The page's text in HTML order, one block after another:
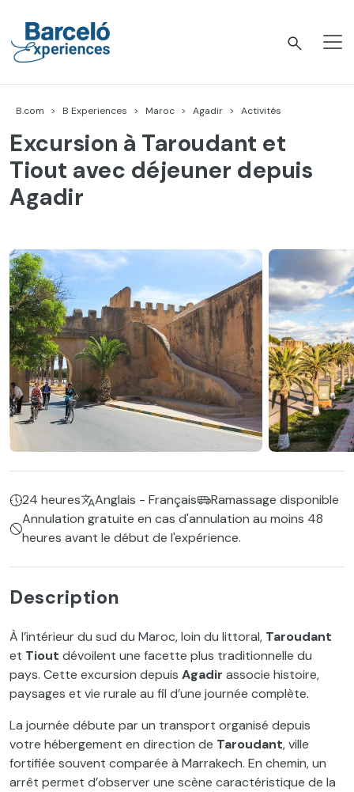
contenu
B.com B Experiences Maroc Agadir Activités
Excursion à Taroudant et
Tiout avec déjeuner depuis
Agadir
24 heures Anglais - Français
Ramassage disponible
Annulation gratuite en cas d'annulation au moins 48
heures avant le début de l'expérience.
Description
À l’intérieur du sud du Maroc, loin du littoral, Taroudant
et Tiout dévoilent une facette plus traditionnelle du
pays. Cette excursion depuis Agadir associe histoire,
paysages et vie rurale au fil d’une journée complète.
La journée débute par un transport organisé depuis
votre hébergement en direction de Taroudant, ville
fortifiée souvent comparée à Marrakech. En chemin, un
arrêt permet d’observer une scène caractéristique de la